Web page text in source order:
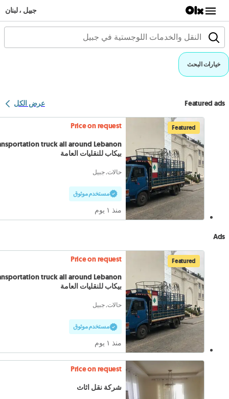
جبيل ، لبنان
خيارات البحث
Featured ads عرض الكل
Featured
Price on request
بيكاب للنقليات العامة
حالات, جبيل
مستخدم موثوق
منذ ١ يوم
Ads
Featured
Price on request
بيكاب للنقليات العامة
حالات, جبيل
مستخدم موثوق
منذ ١ يوم
Price on request
شركة نقل اثاث